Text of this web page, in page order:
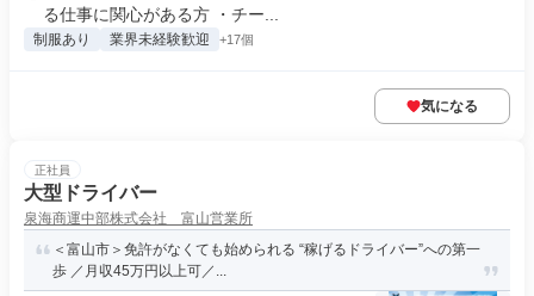
る仕事に関心がある方 ・チー...
制服あり 業界未経験歓迎 +17個
気になる
正社員
大型ドライバー
泉海商運中部株式会社 富山営業所
＜富山市＞免許がなくても始められる “稼げるドライバー”への第一
歩 ／月収45万円以上可／...